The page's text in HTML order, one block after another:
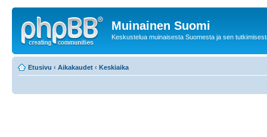
Muinainen Suomi
Keskustelua muinaisesta Suomesta ja sen
Etusivu ‹ Aikakaudet ‹ Keskiaika